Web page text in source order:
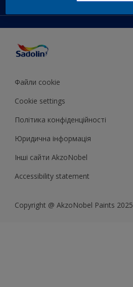
Продукцiя
Натхнення
Поради декоратора
Файли cookie
Cookie settings
Полiтика конфiденцiйностi
Юридична iнформацiя
Iншi сайти AkzoNobel
Accessibility statement
Copyright @ AkzoNobel Paints 2025